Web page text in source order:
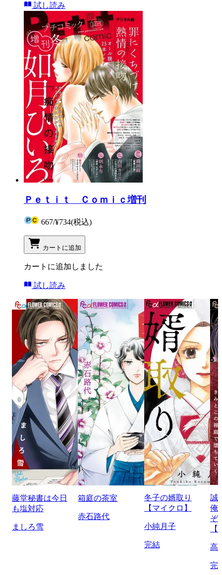
試し読み
Ｐｅｔｉｔ Ｃｏｍｉｃ増刊
667/¥734(税込)
カートに追加
カートに追加しました
試し読み
藤堂秘書は今日
も塩対応
ましろ雪
箱庭の茶室
赤石路代
冬子の婿取り
【マイクロ】
小純月子
完結
誠
俺
ぞ
高
完